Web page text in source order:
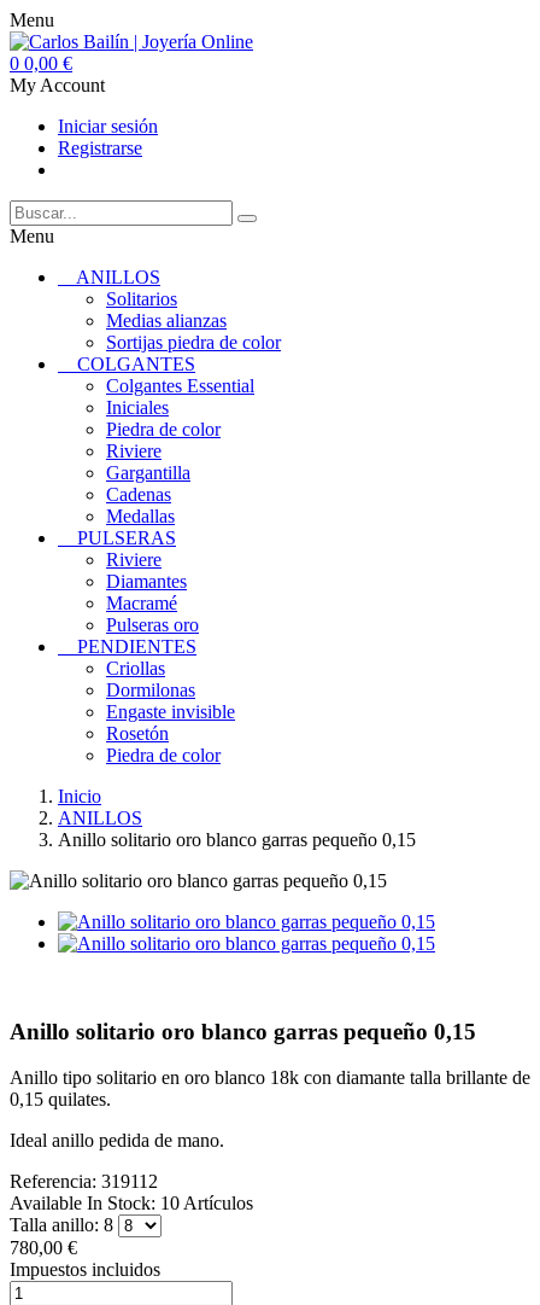
Menu
0 0,00 €
My Account
Iniciar sesión
Registrarse
Menu
ANILLOS
Solitarios
Medias alianzas
Sortijas piedra de color
COLGANTES
Colgantes Essential
Iniciales
Piedra de color
Riviere
Gargantilla
Cadenas
Medallas
PULSERAS
Riviere
Diamantes
Macramé
Pulseras oro
PENDIENTES
Criollas
Dormilonas
Engaste invisible
Rosetón
Piedra de color
Inicio
ANILLOS
Anillo solitario oro blanco garras pequeño 0,15
Anillo solitario oro blanco garras pequeño 0,15
Anillo tipo solitario en oro blanco 18k con diamante talla brillante de
0,15 quilates.
Ideal anillo pedida de mano.
Referencia: 319112
Available In Stock: 10 Artículos
Talla anillo: 8
780,00 €
Impuestos incluidos